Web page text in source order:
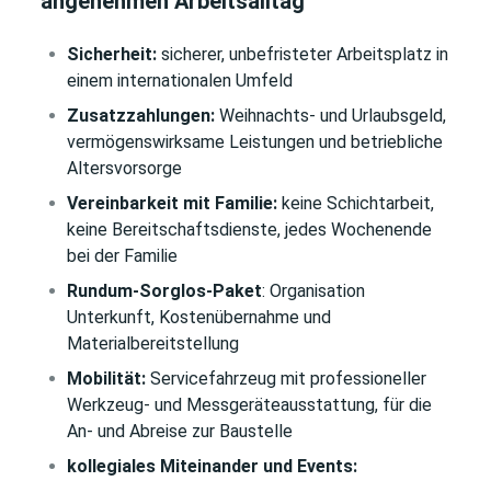
Sicherheit: sicherer, unbefristeter Arbeitsplatz in
einem internationalen Umfeld
Zusatzzahlungen: Weihnachts- und Urlaubsgeld,
vermögenswirksame Leistungen und betriebliche
Altersvorsorge
Vereinbarkeit mit Familie: keine Schichtarbeit,
keine Bereitschaftsdienste, jedes Wochenende
bei der Familie
Rundum-Sorglos-Paket: Organisation
Unterkunft, Kostenübernahme und
Materialbereitstellung
Mobilität: Servicefahrzeug mit professioneller
Werkzeug- und Messgeräteausstattung, für die
An- und Abreise zur Baustelle
kollegiales Miteinander und Events: